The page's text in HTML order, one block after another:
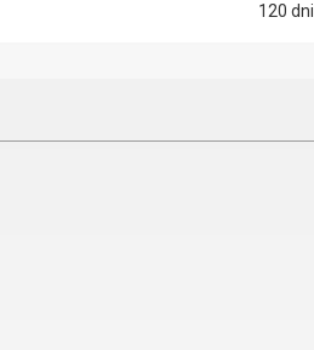
120 dni